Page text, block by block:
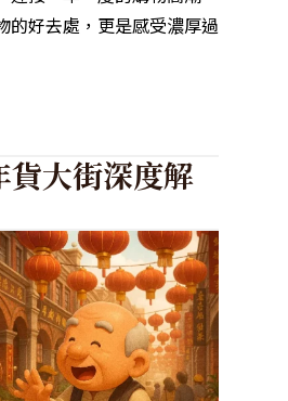
的好去處，更是感受濃厚過
貨大街深度解